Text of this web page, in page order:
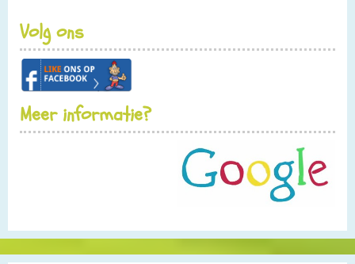
Volg ons
Meer informatie?